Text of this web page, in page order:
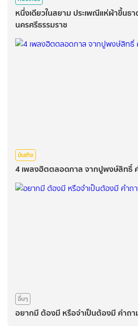
หนึ่งเดียวในสยาม ประเพณีแห่ผ้าขึ้นธ
นครศรีธรรมราช
บันเทิง
4 เพลงฮิตตลอดกาล จากปูพงษ์สิทธิ์
อื่นๆ
อยากมี ต้องมี หรือจำเป็นต้องมี คำถ